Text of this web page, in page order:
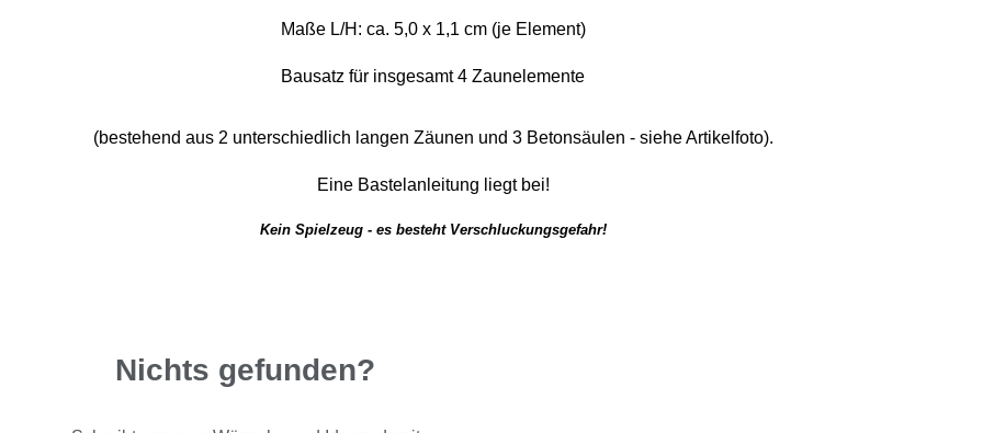
Maße L/H: ca. 5,0 x 1,1 cm (je Element)
Bausatz für insgesamt 4 Zaunelemente
(bestehend aus 2 unterschiedlich langen Zäunen und 3 Betonsäulen - siehe Artikelfoto).
Eine Bastelanleitung liegt bei!
Kein Spielzeug - es besteht Verschluckungsgefahr!
Nichts gefunden?